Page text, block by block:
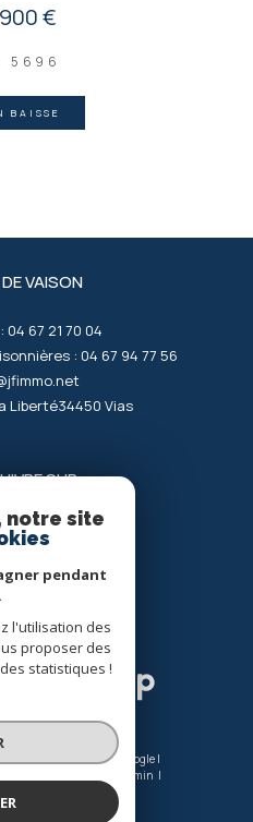
€
5696
BAISSE
VAISON
04 67 21 70 04
: 04 67 94 77 56
Liberté34450 vias
SUR
powered by Google |
Admin
notre site
pendant
l'utilisation des
proposer des
statistiques !